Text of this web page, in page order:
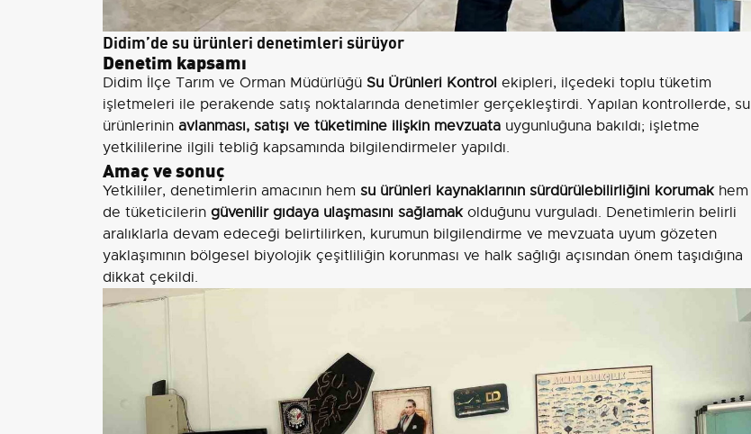
Didim’de su ürünleri denetimleri sürüyor
Denetim kapsamı
Didim İlçe Tarım ve Orman Müdürlüğü Su Ürünleri Kontrol ekipleri, ilçedeki toplu tüketim
işletmeleri ile perakende satış noktalarında denetimler gerçekleştirdi. Yapılan kontrollerde, su
ürünlerinin avlanması, satışı ve tüketimine ilişkin mevzuata uygunluğuna bakıldı; işletme
yetkililerine ilgili tebliğ kapsamında bilgilendirmeler yapıldı.
Amaç ve sonuç
Yetkililer, denetimlerin amacının hem su ürünleri kaynaklarının sürdürülebilirliğini korumakhem
de tüketicilerin güvenilir gıdaya ulaşmasını sağlamakolduğunu vurguladı. Denetimlerin belirli
aralıklarla devam edeceği belirtilirken, kurumun bilgilendirme ve mevzuata uyum gözeten
yaklaşımının bölgesel biyolojik çeşitliliğin korunması ve halk sağlığı açısından önem taşıdığına
dikkat çekildi.